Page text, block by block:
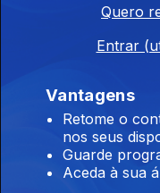
Quero
Entrar
Vantagens
Retome o
nos seus
Guarde
Aceda à sua